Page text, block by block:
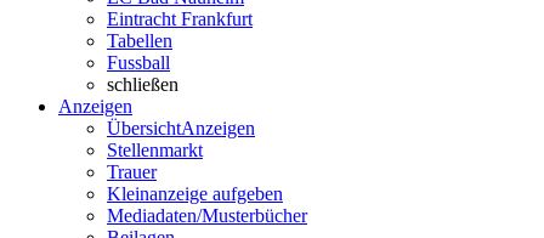
Eintracht Frankfurt
Tabellen
Fussball
schließen
Anzeigen
ÜbersichtAnzeigen
Stellenmarkt
Trauer
Kleinanzeige aufgeben
Mediadaten/Musterbücher